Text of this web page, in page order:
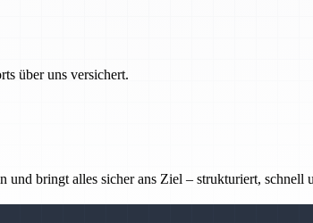
über uns versichert.
bringt alles sicher ans Ziel – strukturiert, schnell